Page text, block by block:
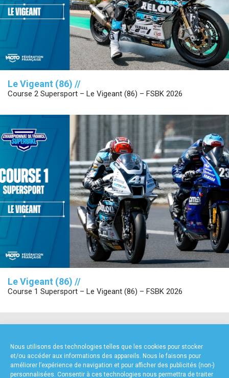
Nous utilisons des technologies telles que les cookies pour stocker
et/ou accéder aux informations des appareils. Nous le faisons pour
améliorer l’expérience de navigation et pour afficher des publicités (non-)
personnalisées. Consentir à ces technologies nous permettra de traiter
Le Vigeant (86) //
Course 2 Supersport – Le Vigeant (86) – FSBK 2026
Le Vigeant (86) //
Course 1 Supersport – Le Vigeant (86) – FSBK 2026